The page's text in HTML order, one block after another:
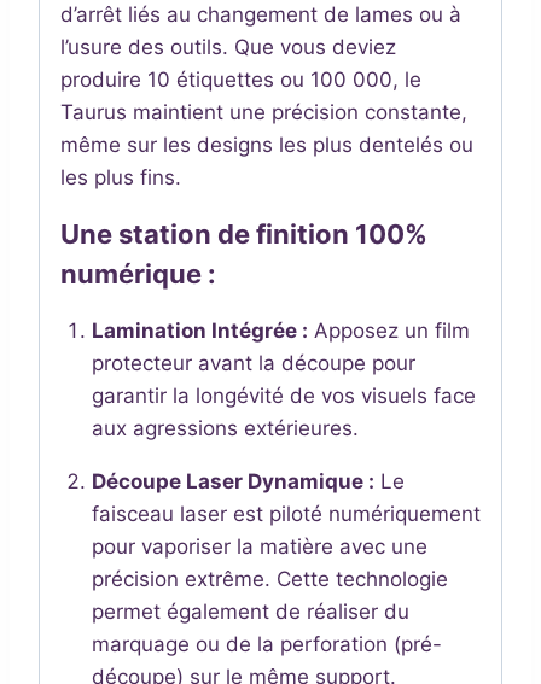
d’arrêt liés au changement de lames ou à
l’usure des outils. Que vous deviez
produire 10 étiquettes ou 100 000, le
Taurus maintient une précision constante,
même sur les designs les plus dentelés ou
les plus fins.
Une station de finition 100%
numérique :
Lamination Intégrée : Apposez un film
protecteur avant la découpe pour
garantir la longévité de vos visuels face
aux agressions extérieures.
Découpe Laser Dynamique : Le
faisceau laser est piloté numériquement
pour vaporiser la matière avec une
précision extrême. Cette technologie
permet également de réaliser du
marquage ou de la perforation (pré-
découpe) sur le même support.